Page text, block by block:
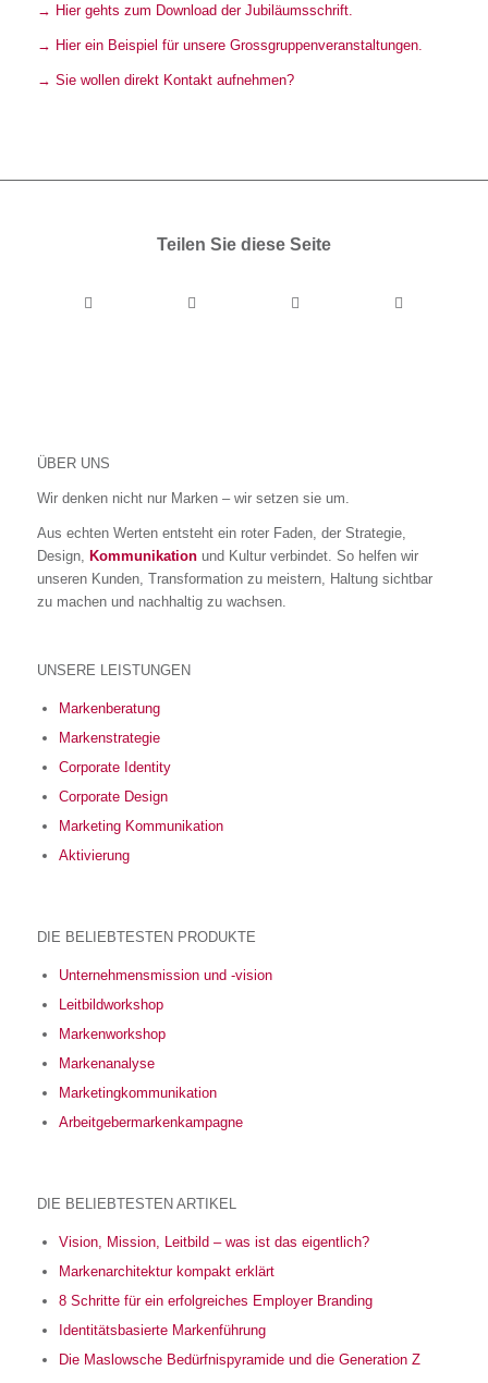
→ Hier gehts zum Download der Jubiläumsschrift.
→ Hier ein Beispiel für unsere Grossgruppenveranstaltungen.
→ Sie wollen direkt Kontakt aufnehmen?
Teilen Sie diese Seite
ÜBER UNS
Wir denken nicht nur Marken – wir setzen sie um.
Aus echten Werten entsteht ein roter Faden, der Strategie,
Design,
Kommunikationund Kultur verbindet. So helfen wir
unseren Kunden, Transformation zu meistern, Haltung sichtbar
zu machen und nachhaltig zu wachsen.
UNSERE LEISTUNGEN
Markenberatung
Markenstrategie
Corporate Identity
Corporate Design
Marketing Kommunikation
Aktivierung
DIE BELIEBTESTEN PRODUKTE
Unternehmensmission und -vision
Leitbildworkshop
Markenworkshop
Markenanalyse
Marketingkommunikation
Arbeitgebermarkenkampagne
DIE BELIEBTESTEN ARTIKEL
Vision, Mission, Leitbild – was ist das eigentlich?
Markenarchitektur kompakt erklärt
8 Schritte für ein erfolgreiches Employer Branding
Identitätsbasierte Markenführung
Die Maslowsche Bedürfnispyramide und die Generation Z